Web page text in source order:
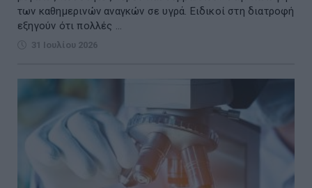
των καθημερινών αναγκών σε υγρά. Ειδικοί στη διατροφή
εξηγούν ότι πολλές ...
31 Ιουλίου 2026